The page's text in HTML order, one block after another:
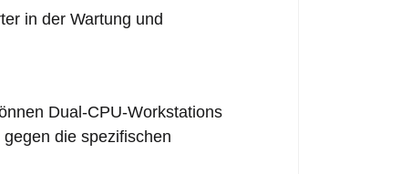
in der Wartung und
Dual-CPU-Workstations
die spezifischen